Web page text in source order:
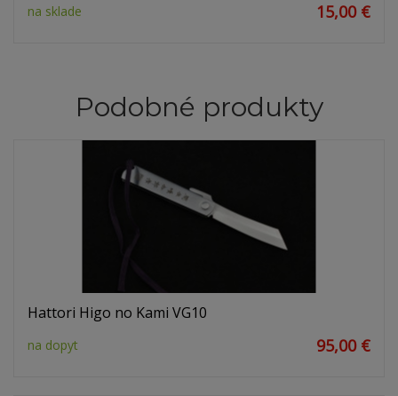
na sklade 15,00 €
Podobné produkty
Hattori Higo no Kami VG10
na dopyt 95,00 €